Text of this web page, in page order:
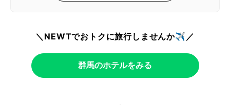
＼NEWTでおトクに旅行しませんか✈️／
群馬のホテルをみる